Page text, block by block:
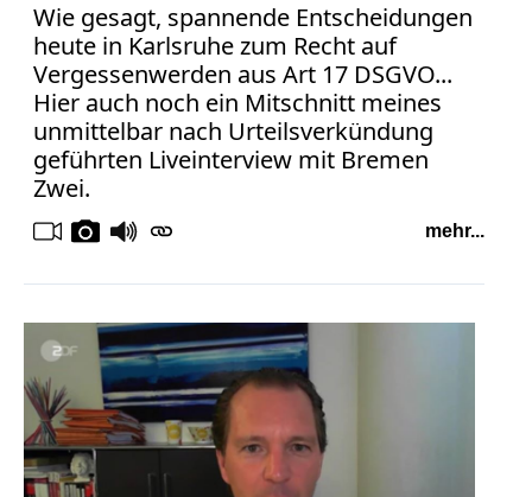
Wie gesagt, spannende Entscheidungen
heute in Karlsruhe zum Recht auf
Vergessenwerden aus Art 17 DSGVO...
Hier auch noch ein Mitschnitt meines
unmittelbar nach Urteilsverkündung
geführten Liveinterview mit Bremen
Zwei.
mehr...